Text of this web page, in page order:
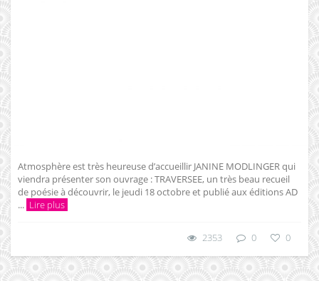
Atmosphère est très heureuse d’accueillir JANINE MODLINGER qui
viendra présenter son ouvrage : TRAVERSEE, un très beau recueil
de poésie à découvrir, le jeudi 18 octobre et publié aux éditions AD
... Lire plus
2353 0 0